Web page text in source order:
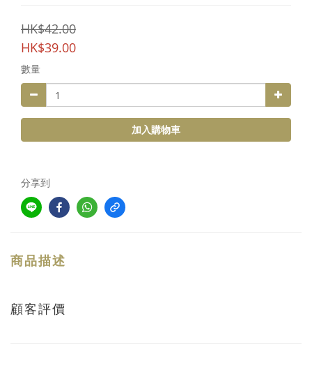
HK$42.00
HK$39.00
數量
加入購物車
分享到
商品描述
顧客評價